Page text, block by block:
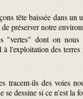
tête baissée dans
préserver notre
"vertes" dont on
l'exploitation des
tracent-ils des voies
dessine si ce n'est la